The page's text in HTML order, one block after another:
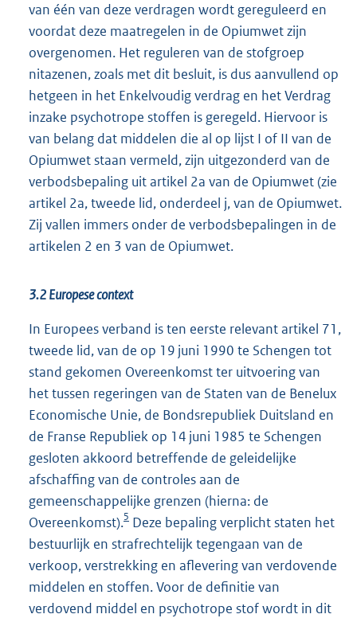
van één van deze verdragen wordt gereguleerd en
voordat deze maatregelen in de Opiumwet zijn
overgenomen. Het reguleren van de stofgroep
nitazenen, zoals met dit besluit, is dus aanvullend op
hetgeen in het Enkelvoudig verdrag en het Verdrag
inzake psychotrope stoffen is geregeld. Hiervoor is
van belang dat middelen die al op lijst I of II van de
Opiumwet staan vermeld, zijn uitgezonderd van de
verbodsbepaling uit artikel 2a van de Opiumwet (zie
artikel 2a, tweede lid, onderdeel j, van de Opiumwet.
Zij vallen immers onder de verbodsbepalingen in de
artikelen 2 en 3 van de Opiumwet.
3.2 Europese context
In Europees verband is ten eerste relevant artikel 71,
tweede lid, van de op 19 juni 1990 te Schengen tot
stand gekomen Overeenkomst ter uitvoering van
het tussen regeringen van de Staten van de Benelux
Economische Unie, de Bondsrepubliek Duitsland en
de Franse Republiek op 14 juni 1985 te Schengen
gesloten akkoord betreffende de geleidelijke
afschaffing van de controles aan de
gemeenschappelijke grenzen (hierna: de
Overeenkomst).5 Deze bepaling verplicht staten het
bestuurlijk en strafrechtelijk tegengaan van de
verkoop, verstrekking en aflevering van verdovende
middelen en stoffen. Voor de definitie van
verdovend middel en psychotrope stof wordt in dit